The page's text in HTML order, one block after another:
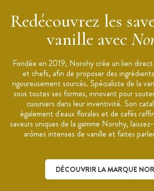
Conditionnement : potrefermable
dans un endroit frais et
lumière entre 16 et 18°C dans son
Marque : Norohy
Redécouvrez les
vanille avec
Fondée en 2019, Norohy crée un lien
et chefs, afin de proposer des
rigoureusement sourcés. Spécialiste de la
sous toutes ses formes, innovant pour
cuisiniers dans leur inventivité. Son
également d'eaux florales et de cafés
saveurs uniques de la gamme Norohy,
arômes intenses de vanille et faites
DÉCOUVRIR LA MARQUE